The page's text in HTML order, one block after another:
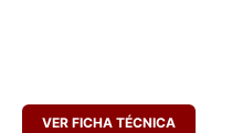
VER FICHA TÉCNICA